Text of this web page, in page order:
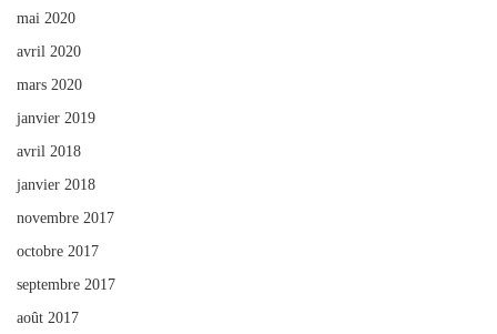
mai 2020
avril 2020
mars 2020
janvier 2019
avril 2018
janvier 2018
novembre 2017
octobre 2017
septembre 2017
août 2017